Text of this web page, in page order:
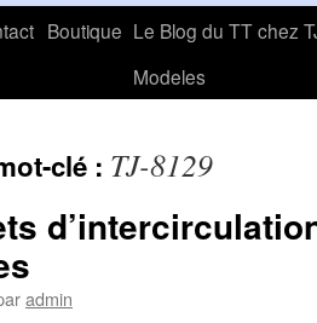
Boutique Le Blog du TT chez
Modeles
clé : TJ-8129
admin